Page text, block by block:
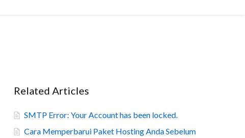
Related Articles
SMTP Error: Your Account has been locked.
Cara Memperbarui Paket Hosting Anda Sebelum